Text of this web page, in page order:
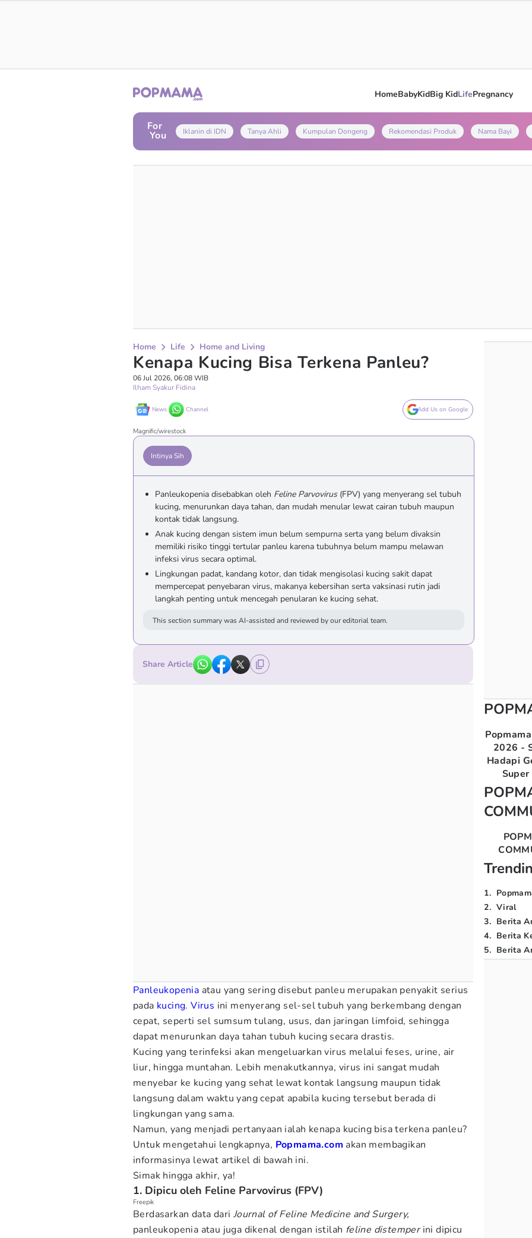
HomeBabyKidBig KidLifePregnancy
For
You Iklanin di IDN Tanya Ahli Kumpulan Dongeng Rekomendasi Produk Nama Bayi
Home Life Home and Living
Kenapa Kucing Bisa Terkena Panleu?
06 Jul 2026, 06:08 WIB
Ilham Syakur Fidina
News Channel Add Us on Google
Magnific/wirestock
Intinya Sih
Panleukopenia disebabkan oleh Feline Parvovirus(FPV) yang menyerang sel tubuh
kucing, menurunkan daya tahan, dan mudah menular lewat cairan tubuh maupun
kontak tidak langsung.
Anak kucing dengan sistem imun belum sempurna serta yang belum divaksin
memiliki risiko tinggi tertular panleu karena tubuhnya belum mampu melawan
infeksi virus secara optimal.
Lingkungan padat, kandang kotor, dan tidak mengisolasi kucing sakit dapat
mempercepat penyebaran virus, makanya kebersihan serta vaksinasi rutin jadi
langkah penting untuk mencegah penularan ke kucing sehat.
This section summary was AI-assisted and reviewed by our editorial team.
Share Article
Panleukopenia atau yang sering disebut panleu merupakan penyakit serius
pada kucing.Virus ini menyerang sel-sel tubuh yang berkembang dengan
cepat, seperti sel sumsum tulang, usus, dan jaringan limfoid, sehingga
dapat menurunkan daya tahan tubuh kucing secara drastis.
Kucing yang terinfeksi akan mengeluarkan virus melalui feses, urine, air
liur, hingga muntahan. Lebih menakutkannya, virus ini sangat mudah
menyebar ke kucing yang sehat lewat kontak langsung maupun tidak
langsung dalam waktu yang cepat apabila kucing tersebut berada di
lingkungan yang sama.
Namun, yang menjadi pertanyaan ialah kenapa kucing bisa terkena panleu?
Untuk mengetahui lengkapnya, Popmama.com akan membagikan
informasinya lewat artikel di bawah ini.
Simak hingga akhir, ya!
1. Dipicu oleh Feline Parvovirus (FPV)
Freepik
Berdasarkan data dari Journal of Feline Medicine and Surgery,
panleukopenia atau juga dikenal dengan istilah feline distemperini dipicu
2026 -
Hadapi
1.
2. Viral
3. Berita
4. Berita
5. Berita